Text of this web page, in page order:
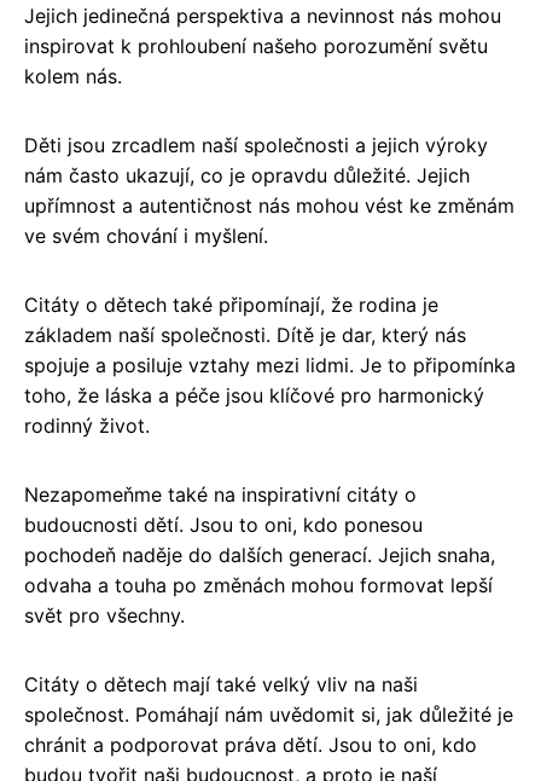
Jejich jedinečná perspektiva a nevinnost nás mohou
inspirovat k prohloubení našeho porozumění světu
kolem nás.
Děti jsou zrcadlem naší společnosti a jejich výroky
nám často ukazují, co je opravdu důležité. Jejich
upřímnost a autentičnost nás mohou vést ke změnám
ve svém chování i myšlení.
Citáty o dětech také připomínají, že rodina je
základem naší společnosti. Dítě je dar, který nás
spojuje a posiluje vztahy mezi lidmi. Je to připomínka
toho, že láska a péče jsou klíčové pro harmonický
rodinný život.
Nezapomeňme také na inspirativní citáty o
budoucnosti dětí. Jsou to oni, kdo ponesou
pochodeň naděje do dalších generací. Jejich snaha,
odvaha a touha po změnách mohou formovat lepší
svět pro všechny.
Citáty o dětech mají také velký vliv na naši
společnost. Pomáhají nám uvědomit si, jak důležité je
chránit a podporovat práva dětí. Jsou to oni, kdo
budou tvořit naši budoucnost, a proto je naší